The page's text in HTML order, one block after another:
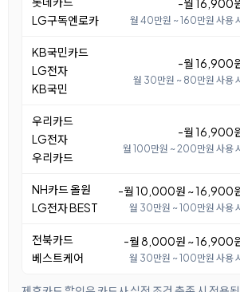
LG구독엔로카
-월 16,900
월 40만원 ~ 160만원 사용 시
KB국민카드
LG전자
KB국민
-월 16,900
월 30만원 ~ 80만원 사용 시
우리카드
LG전자
우리카드
-월 16,900
월 100만원 ~ 200만원 사용 시
NH카드 올원
LG전자 BEST
-월 10,000원 ~ 16,900
월 30만원 ~ 100만원 사용 시
전북카드
베스트케어
-월 8,000원 ~ 16,900
월 30만원 ~ 100만원 사용 시